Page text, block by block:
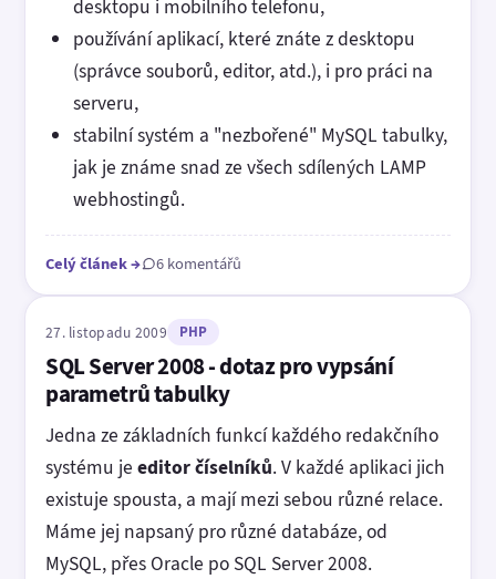
desktopu i mobilního telefonu,
používání aplikací, které znáte z desktopu
(správce souborů, editor, atd.), i pro práci na
serveru,
stabilní systém a "nezbořené" MySQL tabulky,
jak je známe snad ze všech sdílených LAMP
webhostingů.
Celý článek→ 6 komentářů
27. listopadu 2009 PHP
SQL Server 2008 - dotaz pro vypsání
parametrů tabulky
Jedna ze základních funkcí každého redakčního
systému je editor číselníků. V každé aplikaci jich
existuje spousta, a mají mezi sebou různé relace.
Máme jej napsaný pro různé databáze, od
MySQL, přes Oracle po SQL Server 2008.